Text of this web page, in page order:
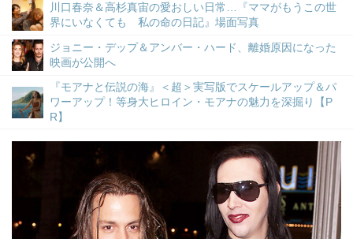
川口春奈＆高杉真宙の愛おしい日常…『ママがもうこの世
界にいなくても 私の命の日記』場面写真
ジョニー・デップ＆アンバー・ハード、離婚原因になった
映画が公開へ
『モアナと伝説の海』＜超＞実写版でスケールアップ＆パ
ワーアップ！等身大ヒロイン・モアナの魅力を深掘り【P
R】